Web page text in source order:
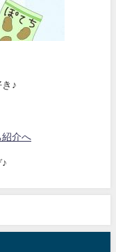
♪
紹介へ